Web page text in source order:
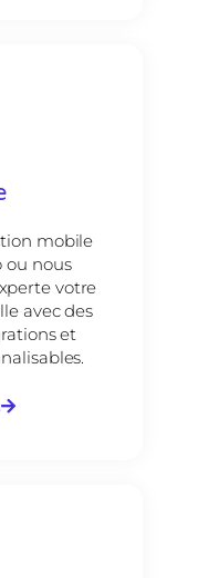
mobile
ou nous
votre
avec des
et